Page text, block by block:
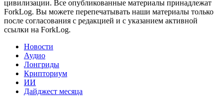
цивилизации. Все опубликованные материалы принадлежат
ForkLog. Вы можете перепечатывать наши материалы только
после согласования с редакцией и с указанием активной
ссылки на ForkLog.
Новости
Аудио
Лонгриды
Крипториум
ИИ
Дайджест месяца